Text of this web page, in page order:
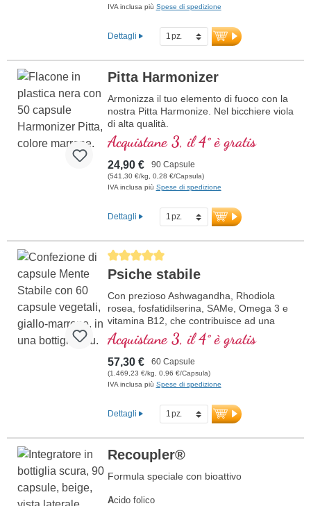
IVA inclusa più Spese di spedizione
Dettagli
Pitta Harmonizer
Armonizza il tuo elemento di fuoco con la
nostra Pitta Harmonize. Nel bicchiere viola
di alta qualità.
Acquistane 3, il 4° è gratis
24,90 € 90 Capsule
(541,30 €/kg, 0,28 €/Capsula)
IVA inclusa più Spese di spedizione
Dettagli
Average rating of 5 out of 5 stars
Psiche stabile
Con prezioso Ashwagandha, Rhodiola
rosea, fosfatidilserina, SAMe, Omega 3 e
vitamina B12, che contribuisce ad una
funzione normale della psiche
Acquistane 3, il 4° è gratis
57,30 € 60 Capsule
(1.469,23 €/kg, 0,96 €/Capsula)
IVA inclusa più Spese di spedizione
Dettagli
Recoupler®
Formula speciale con bioattivo
Acido folico